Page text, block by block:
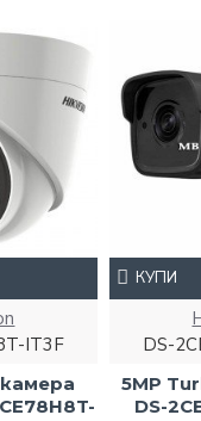
IT3F
камера
DS-
5MP
DS-
КУПИ